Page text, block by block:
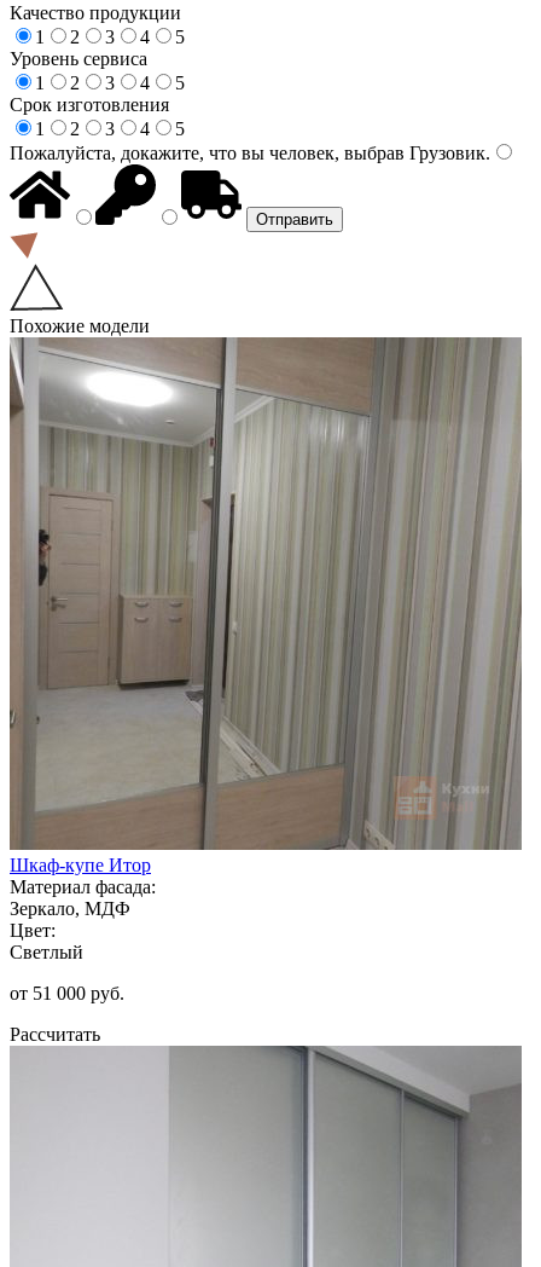
Качество продукции
1
2 3 4
5
Уровень сервиса
1
2 3 4
5
Срок изготовления
1
2 3 4
5
Пожалуйста, докажите, что вы человек, выбрав Грузовик.
Похожие модели
Шкаф-купе Итор
Материал фасада:
Зеркало, МДФ
Цвет:
Светлый
от 51 000 руб.
Рассчитать